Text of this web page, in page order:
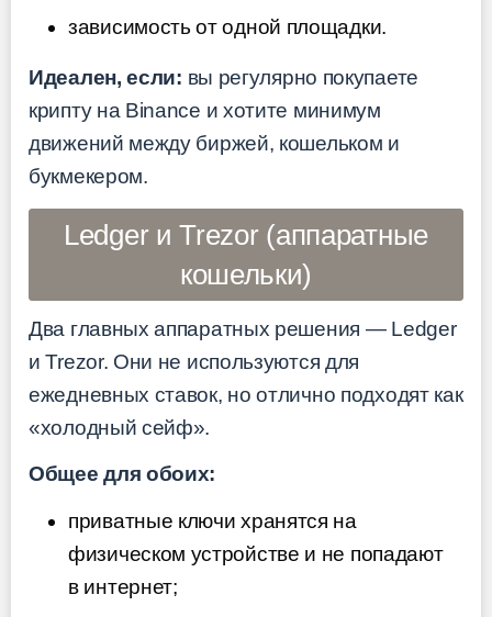
зависимость от одной площадки.
Идеален, если: вы регулярно покупаете
крипту на Binance и хотите минимум
движений между биржей, кошельком и
букмекером.
Ledger и Trezor (аппаратные
кошельки)
Два главных аппаратных решения — Ledger
и Trezor. Они не используются для
ежедневных ставок, но отлично подходят как
«холодный сейф».
Общее для обоих:
приватные ключи хранятся на
физическом устройстве и не попадают
в интернет;